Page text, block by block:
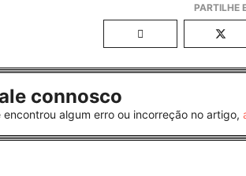
connosco
encontrou algum erro ou incorreção no artigo,